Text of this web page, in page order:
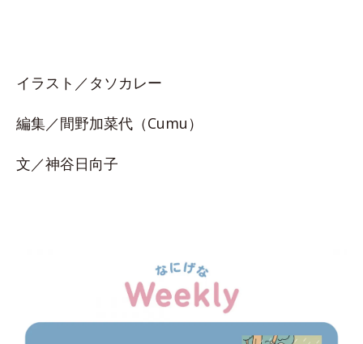
イラスト／タソカレー
編集／間野加菜代（Cumu）
文／神谷日向子